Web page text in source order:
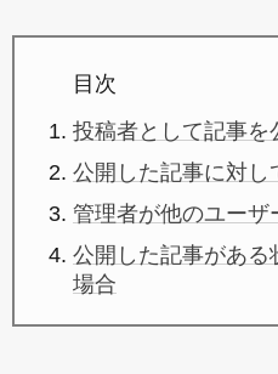
目次
投稿者として記事を
公開した記事に対し
管理者が他のユーザ
公開した記事がある
場合